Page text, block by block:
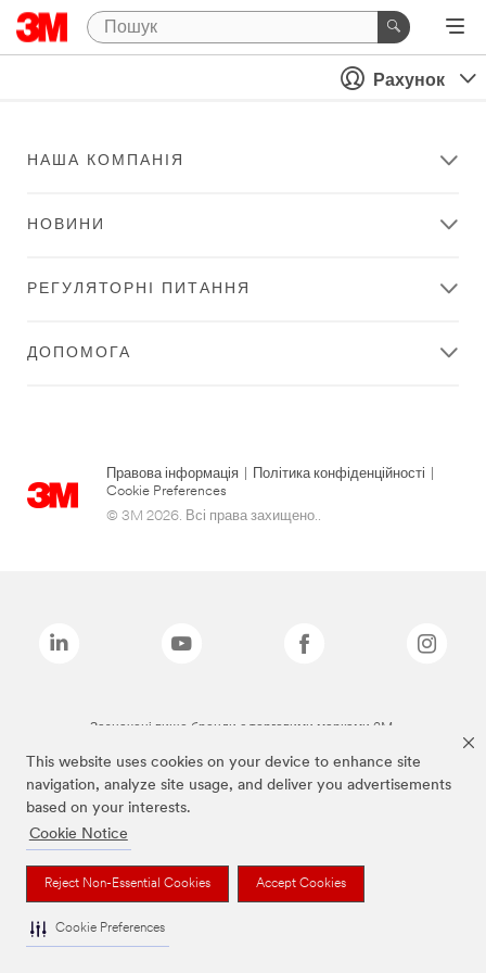
This website uses cookies on your device to enhance site
navigation, analyze site usage, and deliver you advertisements
based on your interests.
Cookie Notice
Reject Non-Essential Cookies Accept Cookies
Cookie Preferences
Рахунок
НАША КОМПАНІЯ
НОВИНИ
РЕГУЛЯТОРНІ ПИТАННЯ
ДОПОМОГА
Правова інформація Політика конфіденційності
Cookie Preferences
© 3M 2026. Всі права захищено..
Зазначені вище бренди є торговими марками 3M.